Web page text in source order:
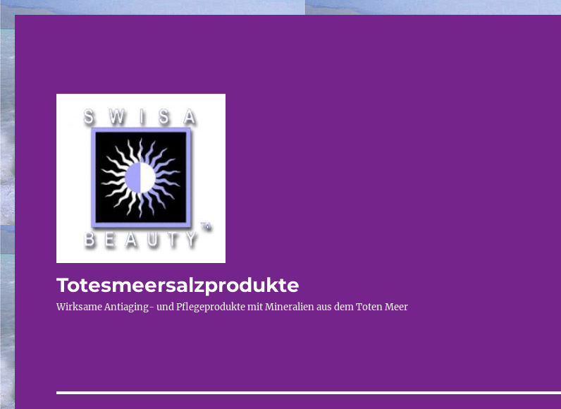
Totesmeersalzprodukte
Wirksame Antiaging- und Pflegeprodukte mit Mineralien aus dem Toten Meer